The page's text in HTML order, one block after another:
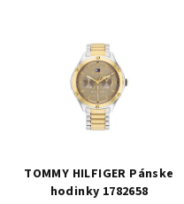
TOMMY HILFIGER Pánske
hodinky 1782658